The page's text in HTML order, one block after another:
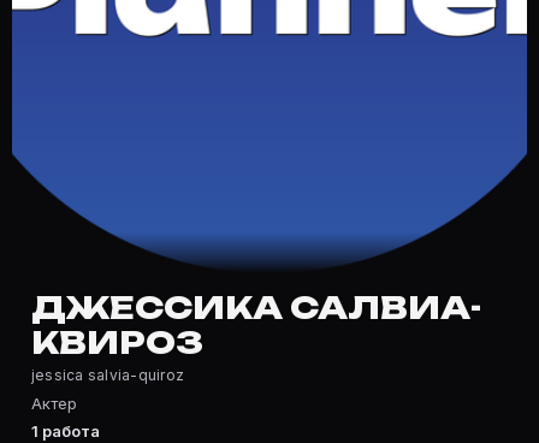
Частые вопросы о Джессика
Полный список — на Movie Planner: https://movie-
Кто такой(ая) Джессика Салвиа-Квироз?
Джессика Салвиа-Квироз — Актриса. Биография и
Где открыть фильмографию Джессика Салвиа-
На Movie Planner: https://movie-planner.ru/s/
ДЖЕССИКА САЛВИА-
КВИРОЗ
jessica salvia-quiroz
Актер
1 работа